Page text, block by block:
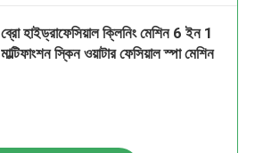
ব্রো হাইড্রাফেসিয়াল ক্লিনিং মেশিন 6 ইন 1
মাল্টিফাংশন স্কিন ওয়াটার ফেসিয়াল স্পা মেশিন